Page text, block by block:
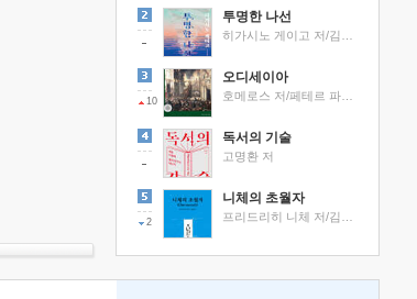
투명한 나선
10
오디세이아
독서의 기술
고명환 저
2
니체의 초월자